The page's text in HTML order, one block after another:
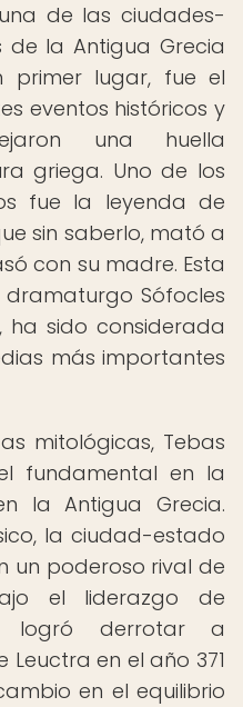
de las ciudades-
la Antigua Grecia
primer lugar, fue el
eventos históricos y
una huella
griega. Uno de los
fue la leyenda de
sin saberlo, mató a
con su madre. Esta
Sófocles
ha sido considerada
más importantes
mitológicas, Tebas
fundamental en la
la Antigua Grecia.
la ciudad-estado
un poderoso rival de
el liderazgo de
logró derrotar a
en el año 371
en el equilibrio